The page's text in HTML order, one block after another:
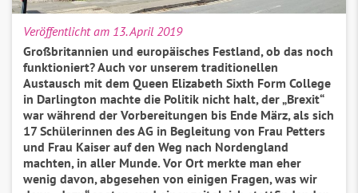
Veröffentlicht am 13. April 2019
Großbritannien und europäisches Festland, ob das noch
funktioniert? Auch vor unserem traditionellen
Austausch mit dem Queen Elizabeth Sixth Form College
in Darlington machte die Politik nicht halt, der „Brexit“
war während der Vorbereitungen bis Ende März, als sich
17 Schülerinnen des AG in Begleitung von Frau Petters
und Frau Kaiser auf den Weg nach Nordengland
machten, in aller Munde. Vor Ort merkte man eher
wenig davon, abgesehen von einigen Fragen, was wir